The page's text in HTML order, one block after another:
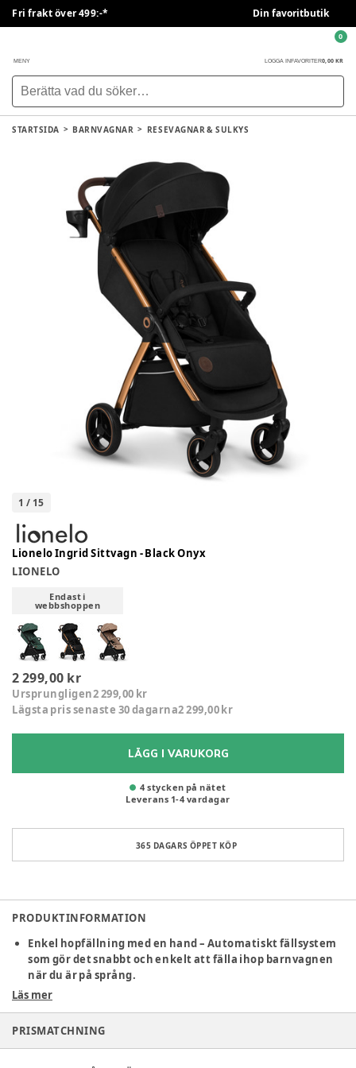
Fri frakt över 499:-* Din favoritbutik
MENY LOGGA IN FAVORITER0,00 KR
0
STARTSIDA BARNVAGNAR RESEVAGNAR & SULKYS
1 / 15
Lionelo Ingrid Sittvagn - Black Onyx
LIONELO
Endast i
webbshoppen
2 299,00 kr
Ursprungligen2 299,00 kr
Lägsta pris senaste 30 dagarna2 299,00 kr
LÄGG I VARUKORG
4 stycken på nätet
Leverans 1-4 vardagar
365 DAGARS ÖPPET KÖP
PRODUKTINFORMATION
Enkel hopfällning med en hand – Automatiskt fällsystem
som gör det snabbt och enkelt att fälla ihop barnvagnen
när du är på språng.
Optimal ventilation under varma dagar – Panoramisk
Redo för alla väderförhållanden – XXL vattentät sufflett
Läs mer
PRISMATCHNING